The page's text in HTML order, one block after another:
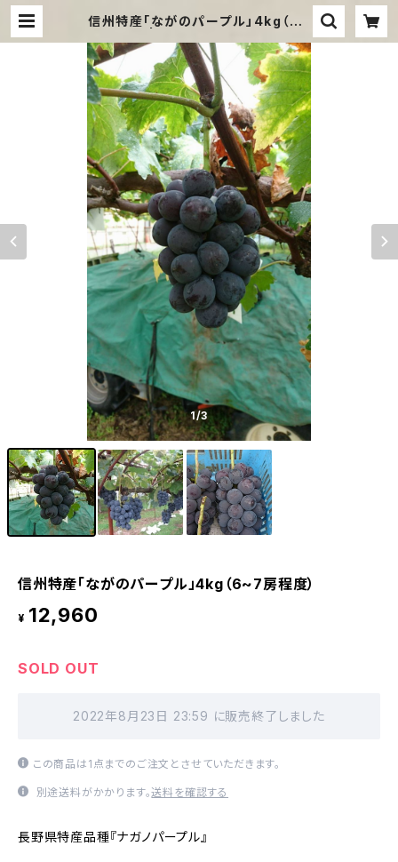
信州特産「ながのパープル」4kg（6~
園」
1/3
信州特産「ながのパープル」4kg（6~7房程度）
¥ 12,960
SOLD OUT
2022年8月23日 23:59 に販売終了しました
この商品は1点までのご注文とさせていただきます。
別途送料がかかります。送料を確認する
長野県特産品種『ナガノパープル』